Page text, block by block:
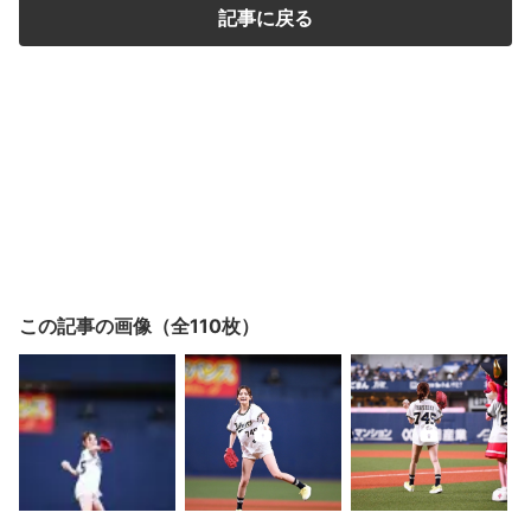
記事に戻る
この記事の画像（全110枚）